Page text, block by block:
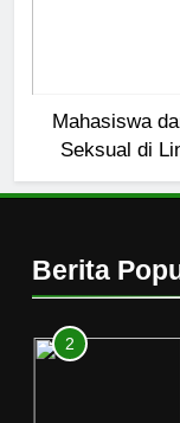
Mahasiswa
Seksual di
Berita
1
2